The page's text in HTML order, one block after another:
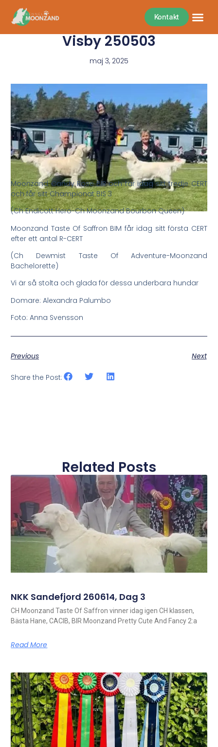
Kontakt
Visby 250503
maj 3, 2025
Moonzand Candy Rose BIR och tar idag sitt tredje CERT
och får sitt Championat BIS 3
(Ch Endicott Hero-Ch Moonzand Bourbon Queen)
Moonzand Taste Of Saffron BIM får idag sitt första CERT
efter ett antal R-CERT
(Ch Dewmist Taste Of Adventure-Moonzand
Bachelorette)
Vi är så stolta och glada för dessa underbara hundar
Domare: Alexandra Palumbo
Foto: Anna Svensson
Previous Next
Share the Post:
Related Posts
NKK Sandefjord 260614, Dag 3
CH Moonzand Taste Of Saffron vinner idag igen CH klassen,
Bästa Hane, CACIB, BIR Moonzand Pretty Cute And Fancy 2:a
Read More